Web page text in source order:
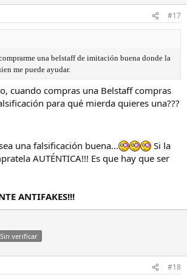
#17
una belstaff de imitación buena donde la
me puede ayudar.
cuando compras una Belstaff compras
para qué mierda quieres una???
una falsificación buena...
Si la
AUTÉNTICA!!! Es que hay que ser
ANTIFAKES!!!
Sin verificar
#18